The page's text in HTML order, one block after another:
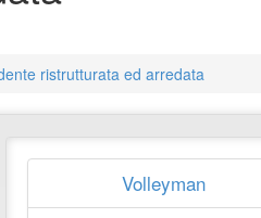
ristrutturata ed arredata
Volleyman